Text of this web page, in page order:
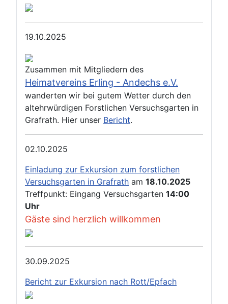
19.10.2025
Zusammen mit Mitgliedern des
Heimatvereins Erling - Andechs e.V.
wanderten wir bei gutem Wetter durch den
altehrwürdigen Forstlichen Versuchsgarten in
Grafrath. Hier unser Bericht.
02.10.2025
Einladung zur Exkursion zum forstlichen
Versuchsgarten in Grafrath am 18.10.2025
Treffpunkt: Eingang Versuchsgarten 14:00
Uhr
Gäste sind herzlich willkommen
30.09.2025
Bericht zur Exkursion nach Rott/Epfach